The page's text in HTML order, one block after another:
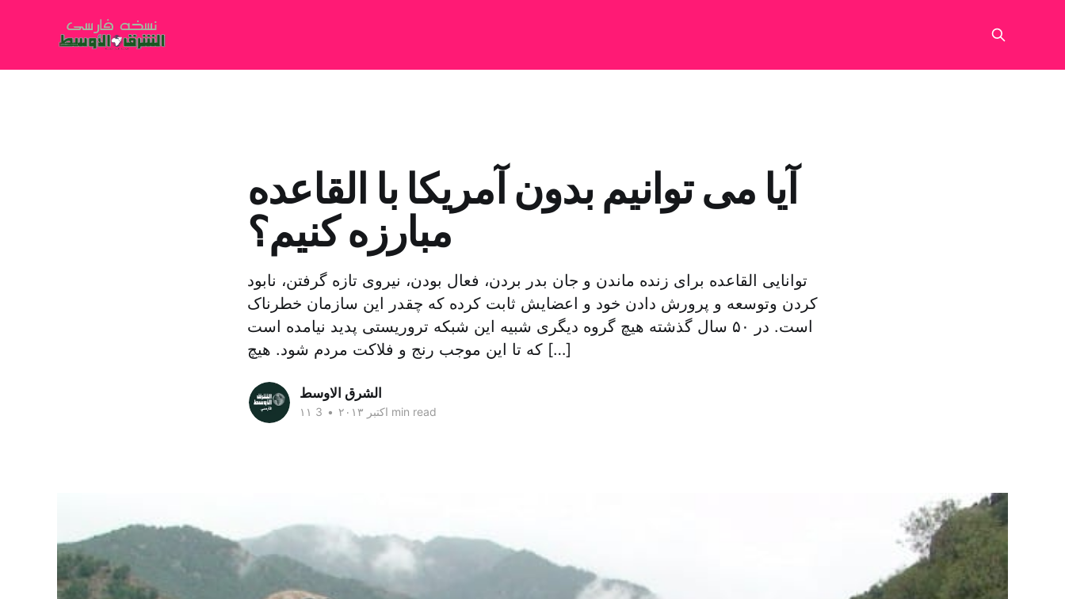
آیا می توانیم بدون آمریکا با القاعده
مبارزه کنیم؟
توانایی القاعده برای زنده ماندن و جان بدر بردن، فعال بودن، نیروی تازه گرفتن، نابود
کردن وتوسعه و پرورش دادن خود و اعضایش ثابت کرده که چقدر این سازمان خطرناک
است. در ۵۰ سال گذشته هیچ گروه دیگری شبیه این شبکه تروریستی پدید نیامده است
که تا این موجب رنج و فلاکت مردم شود. هیچ […]
الشرق الاوسط
۱۱ اکتبر ۲۰۱۳ • 3 min read